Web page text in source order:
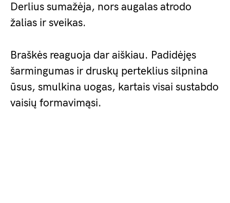
Derlius sumažėja, nors augalas atrodo
žalias ir sveikas.
Braškės reaguoja dar aiškiau. Padidėjęs
šarmingumas ir druskų perteklius silpnina
ūsus, smulkina uogas, kartais visai sustabdo
vaisių formavimąsi.